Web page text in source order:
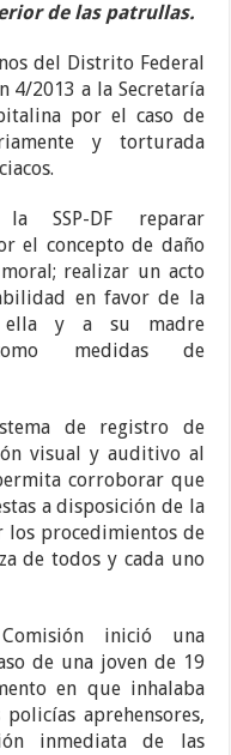
de las patrullas.
del Distrito Federal
4/2013 a la Secretaría
por el caso de
y torturada
SSP-DF reparar
el concepto de daño
realizar un acto
en favor de la
ella y a su madre
medidas de
de registro de
visual y auditivo al
corroborar que
a disposición de la
los procedimientos de
de todos y cada uno
inició una
de una joven de 19
en que inhalaba
aprehensores,
inmediata de las